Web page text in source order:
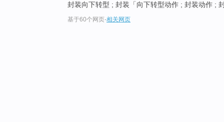
封装向下转型 ; 封装「向下转型动作 ; 封装动作 ;
基于60个网页-相关网页